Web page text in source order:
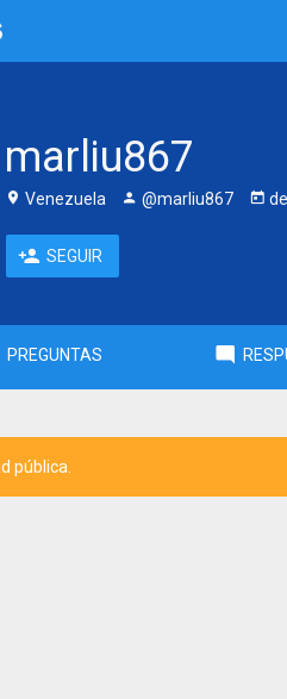
marliu867
Venezuela @marliu867
SEGUIR
PREGUNTAS
pública.